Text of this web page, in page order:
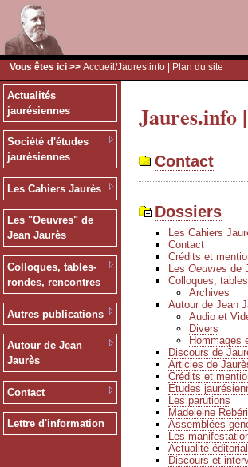
Vous êtes ici >> Accueil /Jaures.info | Plan du site
Actualités
jaurésiennes
Société d'études
jaurésiennes
Les Cahiers Jaurès
Les "Oeuvres" de
Jean Jaurès
Colloques, tables-
rondes, rencontres
Autres publications
Autour de Jean
Jaurès
Contact
Lettre d'information
Jaures.info
Contact
Dossiers
Les Cahiers
Contact
Crédits et
Les Oeuvres de
Colloques,
Archives
Autour de Jean
Audio et
Divers
Hommages
Discours de
Articles de
Crédits et
Etudes
Les parutions
Madeleine
Assemblées
Les
Actualité
Discours et